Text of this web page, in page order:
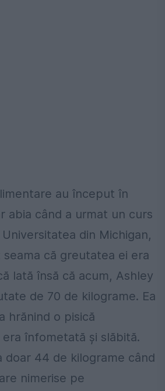
au început în
abia când a urmat un curs
din Michigan,
că greutatea ei era
Iată însă că acum, Ashley
de 70 de kilograme. Ea
hrănind o pisică
era înfometată şi slăbită.
doar 44 de kilograme când
nimerise pe